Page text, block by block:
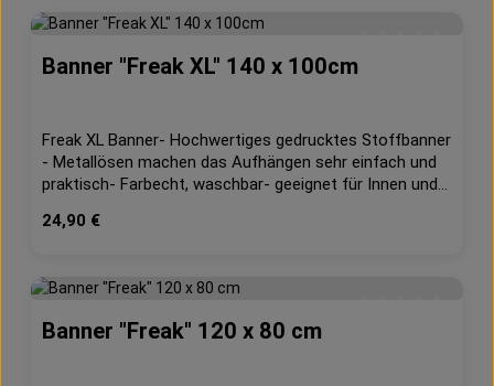
Durchschnittliche
Banner "Freak XL" 140 x 100cm
Freak XL Banner- Hochwertiges gedrucktes Stoffbanner
- Metallösen machen das Aufhängen sehr einfach und
praktisch- Farbecht, waschbar- geeignet für Innen und
(DIN 4102, Teil 1)Maße: ca. 140cm x 100cm
Regulärer Preis:
24,90 €
Banner "Freak" 120 x 80 cm